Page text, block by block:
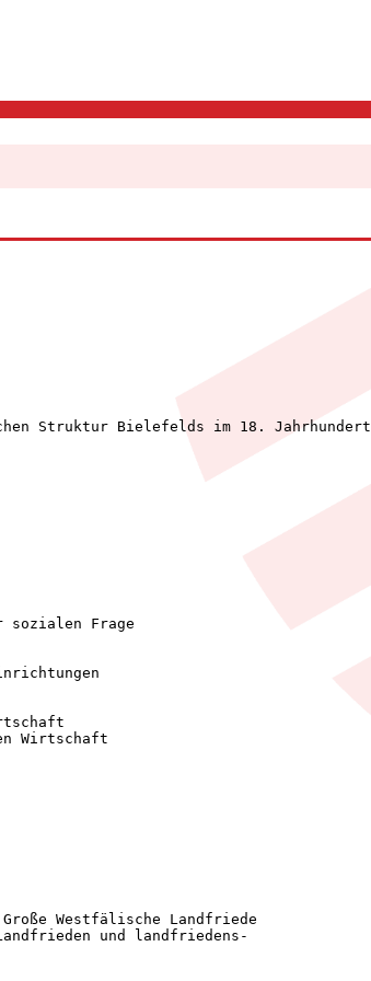
Struktur Bielefelds im 18. Jahrhundert
sozialen Frage
Wirtschaft
Westfälische Landfriede
und landfriedens-